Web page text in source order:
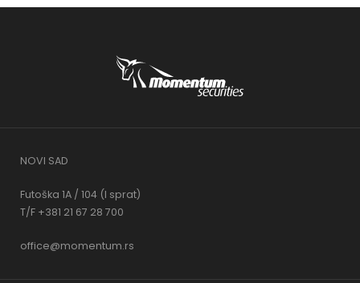
NOVI SAD
Futoška 1A / 104 (I sprat)
T/F +381 21 67 28 700
office@momentum.rs